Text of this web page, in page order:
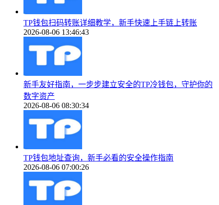
TP钱包扫码转账详细教学，新手快速上手链上转账
2026-08-06 13:46:43
新手友好指南，一步步建立安全的TP冷钱包，守护你的
数字资产
2026-08-06 08:30:34
TP钱包地址查询，新手必看的安全操作指南
2026-08-06 07:00:26